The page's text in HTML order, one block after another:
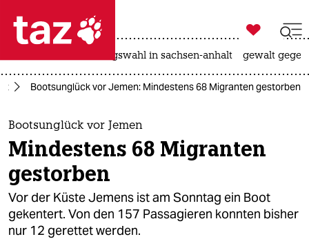
 taz zahl ich
taz zahl ich
themen
politik
öko
gesellschaft

taz zahl ich
landtagswahl in sachsen-anhalt gewalt
Bootsunglück vor Jemen: Mindestens 68 Migranten gestorben
Bootsunglück vor Jemen
Mindestens 68 Migranten
gestorben
Vor der Küste Jemens ist am Sonntag ein Boot
gekentert. Von den 157 Passagieren konnten bisher
nur 12 gerettet werden.